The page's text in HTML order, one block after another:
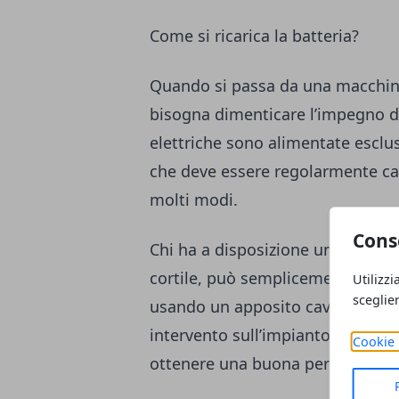
Cookie
Come si ricarica la batteria?
Quando si passa da una
bisogna dimenticare l’impegno
elettriche sono alimentate
che deve essere regolarmente
molti modi.
Chi ha a disposizione uno
cortile, può semplicemente
usando un apposito cavo,
intervento sull’impianto. La
ottenere una buona